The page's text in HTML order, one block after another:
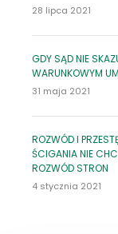
28 lipca 2021
GDY SĄD NIE
WARUNKOWYM
31 maja 2021
ROZWÓD I
ŚCIGANIA NIE
ROZWÓD STRON
4 stycznia 2021